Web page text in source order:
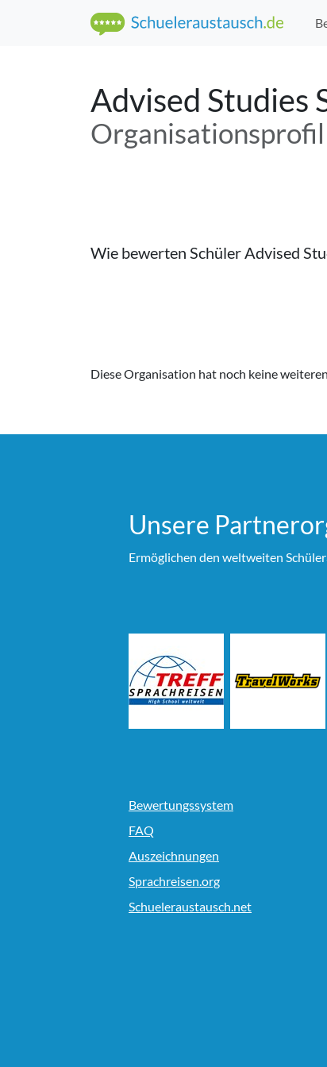
Advised Studies
Organisations­profil
Wie bewerten SchülerAdvised
Diese Organisation hat noch keine
Unsere
Ermöglichen den weltweiten
Bewertungssystem
FAQ
Auszeichnungen
Sprachreisen.org
Schueleraustausch.net